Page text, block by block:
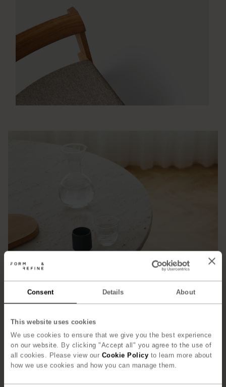
Consent Details About
This website uses cookies
We use cookies to ensure that we give you the best experience
on our website. By clicking "Accept all" you agree to the use of
all cookies. Please view our Cookie Policy to learn more about
how we use cookies and how you can manage them.